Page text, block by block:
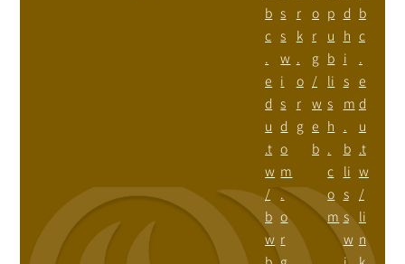
b
c
.
e
d
u
.t
w
/
b
w
s
s
w
i
s
d
o
m
.
o
r
r
k
.
o
r
g
o
r
g
/
w
e
b
p
u
b
li
s
h
.
c
o
m
d
h
i
s
m
.
b
li
s
s
w
b
c
.
e
d
u
.t
w
/
li
n